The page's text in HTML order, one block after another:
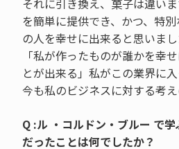
を簡単に提供でき、かつ、特
の人を幸せに出来ると思いまし
「私が作ったものが誰かを幸
とが出来る」私がこの業界に入
今も私のビジネスに対する考え
Q :ル ・コルドン・ブルー で
だったことは何でしたか？